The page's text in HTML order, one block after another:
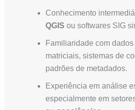
Conhecimento
QGIS ou softwares SIG
Familiaridade com
matriciais, sistemas de
padrões de metadados.
Experiência em análise
especialmente em